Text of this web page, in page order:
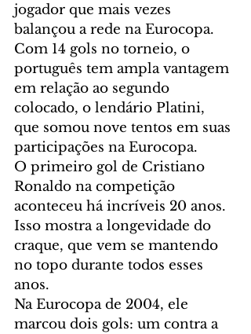
jogador que mais vezes
balançou a rede na Eurocopa.
Com 14 gols no torneio, o
português tem ampla vantagem
em relação ao segundo
colocado, o lendário Platini,
que somou nove tentos em suas
participações na Eurocopa.
O primeiro gol de Cristiano
Ronaldo na competição
aconteceu há incríveis 20 anos.
Isso mostra a longevidade do
craque, que vem se mantendo
no topo durante todos esses
anos.
Na Eurocopa de 2004, ele
marcou dois gols: um contra a